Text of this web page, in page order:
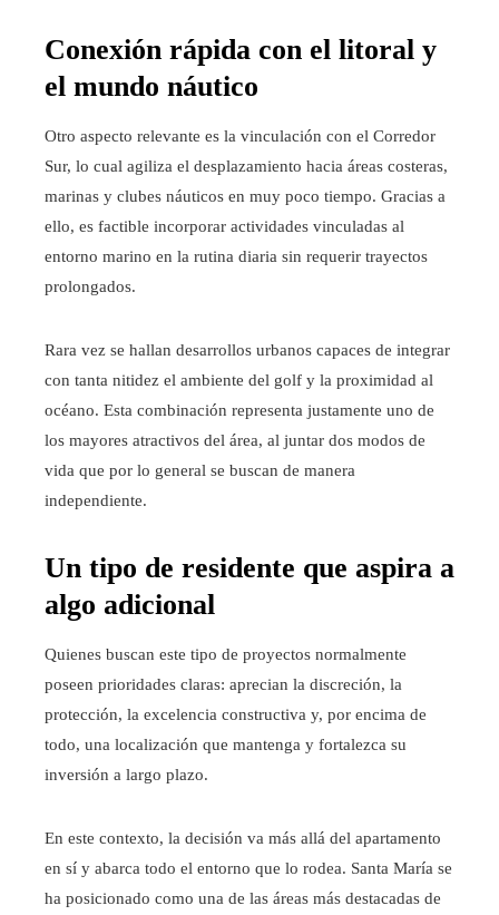
Conexión rápida con el litoral y
el mundo náutico
Otro aspecto relevante es la vinculación con el Corredor
Sur, lo cual agiliza el desplazamiento hacia áreas costeras,
marinas y clubes náuticos en muy poco tiempo. Gracias a
ello, es factible incorporar actividades vinculadas al
entorno marino en la rutina diaria sin requerir trayectos
prolongados.
Rara vez se hallan desarrollos urbanos capaces de integrar
con tanta nitidez el ambiente del golf y la proximidad al
océano. Esta combinación representa justamente uno de
los mayores atractivos del área, al juntar dos modos de
vida que por lo general se buscan de manera
independiente.
Un tipo de residente que aspira a
algo adicional
Quienes buscan este tipo de proyectos normalmente
poseen prioridades claras: aprecian la discreción, la
protección, la excelencia constructiva y, por encima de
todo, una localización que mantenga y fortalezca su
inversión a largo plazo.
En este contexto, la decisión va más allá del apartamento
en sí y abarca todo el entorno que lo rodea. Santa María se
ha posicionado como una de las áreas más destacadas de